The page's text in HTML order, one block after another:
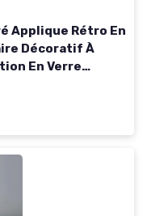
Applique Rétro En
Décoratif À
En Verre